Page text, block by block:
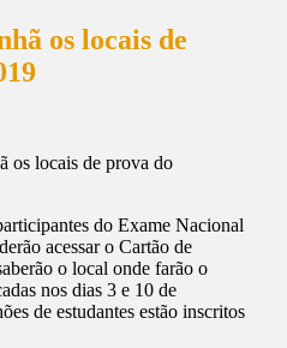
os locais de
do Exame Nacional
acessar o Cartão de
o local onde farão o
nos dias 3 e 10 de
de estudantes estão inscritos